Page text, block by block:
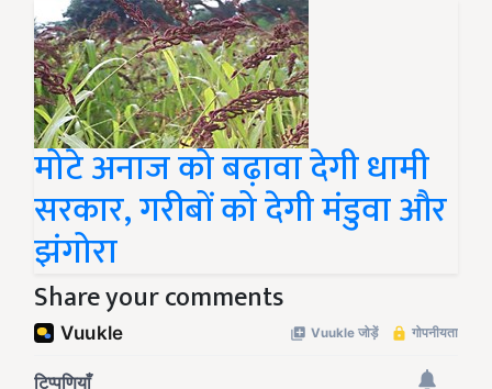
मोटे अनाज को बढ़ावा देगी धामी
सरकार, गरीबों को देगी मंडुवा और
झंगोरा
Share your comments